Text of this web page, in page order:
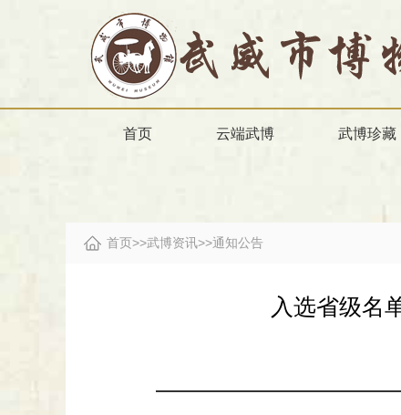
首页 云端武博 武博珍藏
首页>>武博资讯>>通知公告
入选省级名